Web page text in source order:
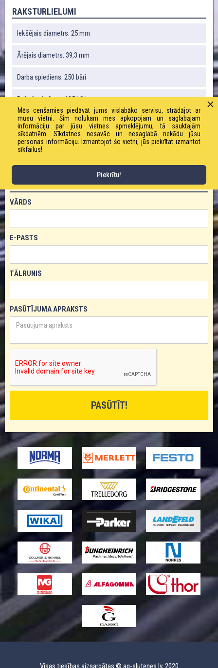
RAKSTURLIELUMI
Iekšējais diametrs: 25 mm
Ārējais diametrs: 39,3 mm
Darba spiediens: 250 bāri
Robežspiediens: 625 bāri
Ruļļa garums: 120 m
Liekuma radiuss: 105 mm
PASŪTĪT PRODUKTU!
VĀRDS
E-PASTS
TĀLRUNIS
PASŪTĪJUMA APRAKSTS
Visas tiesības aizsargātas © ag-slutenes.lv, 2020
Mēs cenšamies piedāvāt jums vislabāko servisu, strādājot ar
mūsu vietni. Šim nolūkam mēs apkopojam un saglabājam
informāciju par jūsu vietnes apmeklējumu, tā sauktajām
sīkdatnēm. Sīkdatnes nesavāc un nesaglabā nekādu jūsu
personas informāciju. Izmantojot šo vietni, jūs piekrītat izmantot
sīkfailus!
Piekrītu!